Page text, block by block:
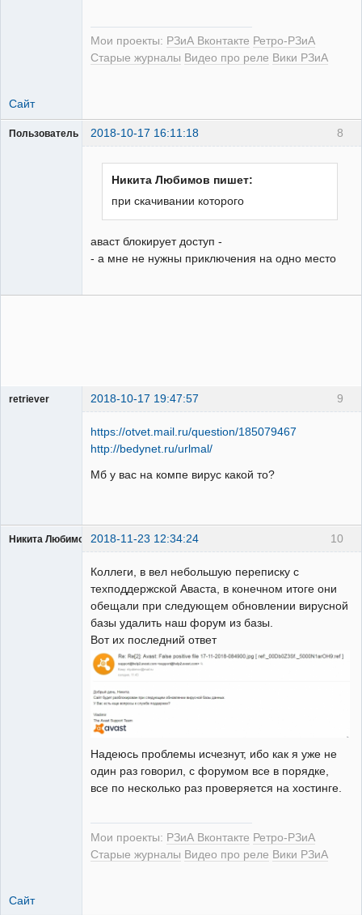
Мои проекты: РЗиА Вконтакте Ретро-РЗиА
Старые журналы Видео про реле Вики РЗиА
Сайт
8
Пользователь 2018-10-17 16:11:18
Никита Любимов пишет:
при скачивании которого
аваст блокирует доступ -
- а мне не нужны приключения на одно место
9
retriever 2018-10-17 19:47:57
https://otvet.mail.ru/question/185079467
http://bedynet.ru/urlmal/
Мб у вас на компе вирус какой то?
10
Никита Любимов 2018-11-23 12:34:24
Коллеги, в вел небольшую переписку с
техподдержской Аваста, в конечном итоге они
обещали при следующем обновлении вирусной
базы удалить наш форум из базы.
Вот их последний ответ
Надеюсь проблемы исчезнут, ибо как я уже не
один раз говорил, с форумом все в порядке,
все по несколько раз проверяется на хостинге.
Мои проекты: РЗиА Вконтакте Ретро-РЗиА
Старые журналы Видео про реле Вики РЗиА
Сайт